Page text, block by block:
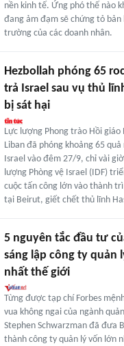
nền kinh tế. Ứng phó thế nào
đang ảm đạm sẽ chứng tỏ
trường của các doanh nhân.
Hezbollah phóng 65
trả Israel sau vụ thủ
bị sát hại
Lực lượng Phong trào Hồi giáo
Liban đã phóng khoảng 65
Israel vào đêm 27/9, chỉ vài
lượng Phòng vệ Israel (IDF)
cuộc tấn công lớn vào thành
tại Beirut, giết chết thủ lĩnh
5 nguyên tắc đầu tư
sáng lập công ty quản
nhất thế giới
Từng được tạp chí Forbes
vua không ngai của ngành
Stephen Schwarzman đã đưa
thành công ty quản lý vốn lớn